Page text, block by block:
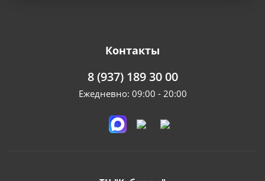
Контакты
8 (937) 189 30 00
Ежедневно: 09:00 - 20:00